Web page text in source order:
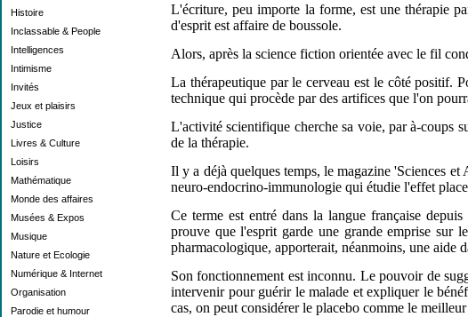
Histoire
Inclassable & People
Intelligences
Intimisme
Invités
Jeux et plaisirs
Justice
Livres & Culture
Loisirs
Mathématique
Monde des affaires
Musées & Expos
Musique
Nature et Ecologie
Numérique & Internet
Organisation
Parodie et humour
L'écriture, peu importe la forme, est une thérapie
d'esprit est affaire de boussole.
Alors, après la science fiction orientée avec le fil
La thérapeutique par le cerveau est le côté positif.
technique qui procède par des artifices que l'on
L'activité scientifique cherche sa voie, par à-coups
de la thérapie.
Il y a déjà quelques temps, le magazine 'Sciences
neuro-endocrino-immunologie qui étudie l'effet
Ce terme est entré dans la langue française
prouve que l'esprit garde une grande emprise sur
pharmacologique, apporterait, néanmoins, une aide
Son fonctionnement est inconnu. Le pouvoir de
intervenir pour guérir le malade et expliquer le
cas, on peut considérer le placebo comme le